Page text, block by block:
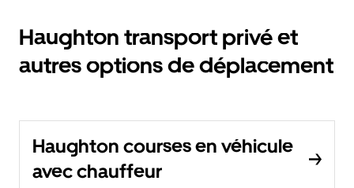
Haughton transport privé et
autres options de déplacement
Haughton courses en véhicule
avec chauffeur